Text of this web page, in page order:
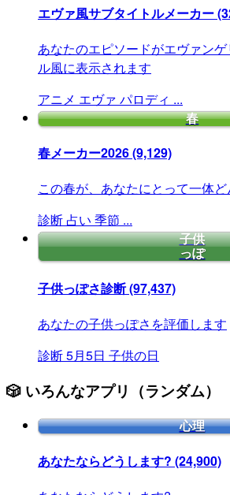
エヴァ風サブタイトルメーカー
あなたのエピソードがエヴァン
ル風に表示されます
アニメ エヴァ パロディ ...
春
春メーカー2026(9,129)
この春が、あなたにとって一体
診断 占い 季節 ...
子供
っぽ
子供っぽさ診断(97,437)
あなたの子供っぽさを評価します
診断5月5日 子供の日
🎲 いろんなアプリ（ランダム）
心理
あなたならどうします? (24,900)